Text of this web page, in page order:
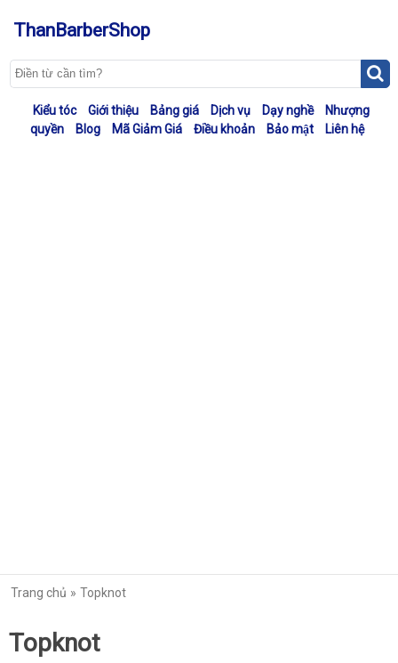
ThanBarberShop
Kiểu tóc Giới thiệu Bảng giá Dịch vụ Dạy nghề
Nhượng
quyền
Blog Mã Giảm Giá Điều khoản Bảo mật Liên hệ
Trang chủ Topknot
Topknot